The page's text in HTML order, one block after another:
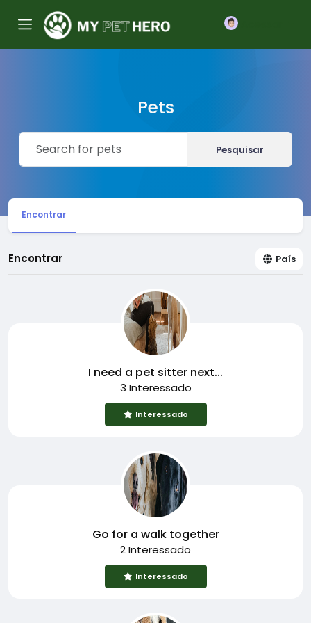
Pets
Pesquisar
Encontrar
Encontrar País
I need a pet sitter next...
3 Interessado
Interessado
Go for a walk together
2 Interessado
Interessado